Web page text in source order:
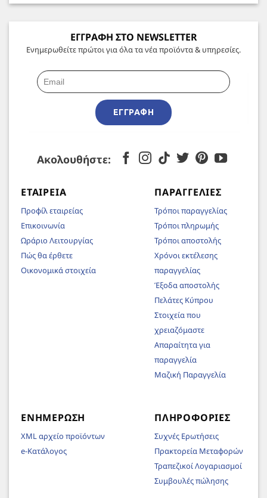
ΕΓΓΡΑΦΗ ΣΤΟ NEWSLETTER
Ενημερωθείτε πρώτοι για όλα τα νέα προϊόντα & υπηρεσίες.
ΕΓΓΡΑΦΉ
Ακολουθήστε:
ΕΤΑΙΡΕΊΑ
Προφίλ εταιρείας
Επικοινωνία
Ωράριο Λειτουργίας
Πώς θα έρθετε
Οικονομικά στοιχεία
ΠΑΡΑΓΓΕΛΊΕΣ
Τρόποι παραγγελίας
Τρόποι πληρωμής
Τρόποι αποστολής
Χρόνοι εκτέλεσης
παραγγελίας
Έξοδα αποστολής
Πελάτες Κύπρου
Στοιχεία που
χρειαζόμαστε
Απαραίτητα για
παραγγελία
Μαζική Παραγγελία
ΕΝΗΜΈΡΩΣΗ
XML αρχείο προϊόντων
e-Κατάλογος
ΠΛΗΡΟΦΟΡΊΕΣ
Συχνές Ερωτήσεις
Πρακτορεία Μεταφορών
Τραπεζικοί Λογαριασμοί
Συμβουλές πώλησης